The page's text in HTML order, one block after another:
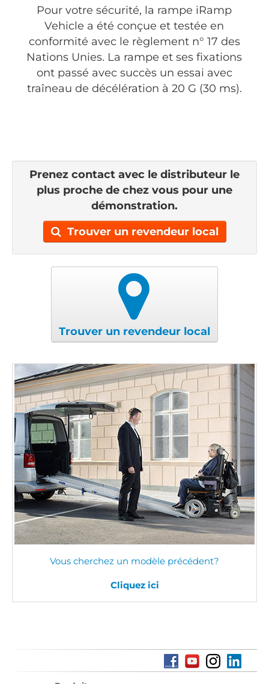
Pour votre sécurité, la rampe iRamp
Vehicle a été conçue et testée en
conformité avec le règlement n° 17 des
Nations Unies. La rampe et ses fixations
ont passé avec succès un essai avec
traîneau de décélération à 20 G (30 ms).
Prenez contact avec le distributeur le
plus proche de chez vous pour une
démonstration.
Trouver un revendeur local
Trouver un revendeur local
Vous cherchez un modèle précédent?
Cliquez ici